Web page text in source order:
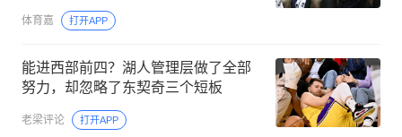
体育嘉 打开APP
能进西部前四？湖人管理层做了全部
努力，却忽略了东契奇三个短板
老梁评论 打开APP